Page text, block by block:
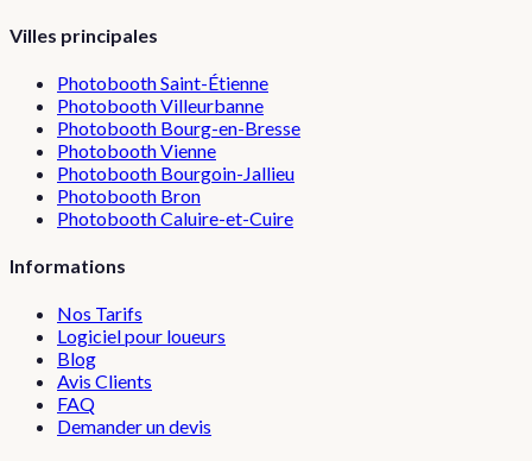
Villes principales
PhotoboothSaint-Étienne
PhotoboothVilleurbanne
Photobooth Bourg-en-Bresse
PhotoboothVienne
Photobooth Bourgoin-Jallieu
Photobooth Bron
PhotoboothCaluire-et-Cuire
Informations
Nos Tarifs
Logiciel pour loueurs
Blog
Avis Clients
FAQ
Demander un devis